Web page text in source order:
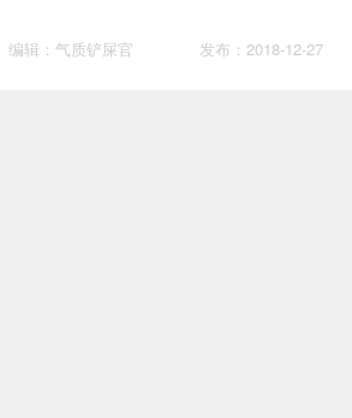
编辑：气质铲屎官 发布：2018-12-27